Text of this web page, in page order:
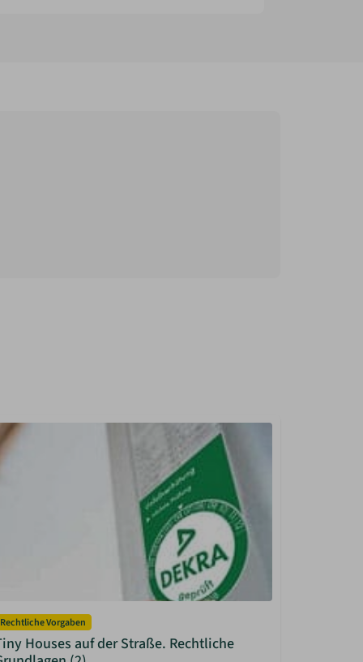
Rechtliche Vorgaben
Houses auf der Straße. Rechtliche